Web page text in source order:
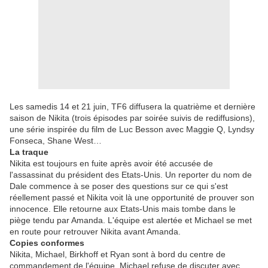
Les samedis 14 et 21 juin, TF6 diffusera la quatrième et dernière
saison de Nikita (trois épisodes par soirée suivis de rediffusions),
une série inspirée du film de Luc Besson avec Maggie Q, Lyndsy
Fonseca, Shane West…
La traque
Nikita est toujours en fuite après avoir été accusée de
l'assassinat du président des Etats-Unis. Un reporter du nom de
Dale commence à se poser des questions sur ce qui s'est
réellement passé et Nikita voit là une opportunité de prouver son
innocence. Elle retourne aux Etats-Unis mais tombe dans le
piège tendu par Amanda. L'équipe est alertée et Michael se met
en route pour retrouver Nikita avant Amanda.
Copies conformes
Nikita, Michael, Birkhoff et Ryan sont à bord du centre de
commandement de l'équipe. Michael refuse de discuter avec